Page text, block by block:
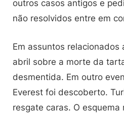
outros casos antigos e
não resolvidos entre em
Em assuntos
abril sobre a morte da
desmentida. Em outro
Everest foi descoberto.
resgate caras. O